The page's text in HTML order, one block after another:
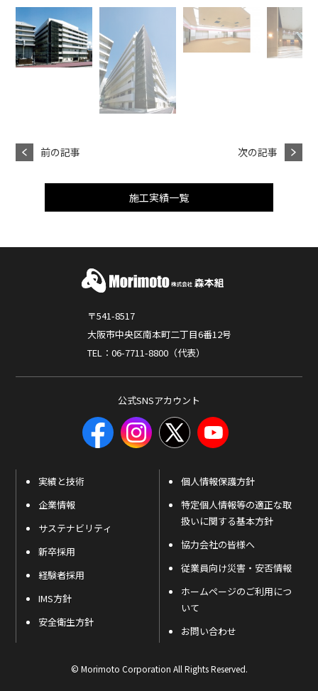
前の記事 次の記事
施工実績一覧
〒541-8517
大阪市中央区南本町二丁目6番12号
TEL：06-7711-8800（代表）
公式SNSアカウント
実績と技術
企業情報
サステナビリティ
新卒採用
経験者採用
IMS方針
安全衛生方針
個人情報保護方針
特定個人情報等の適正な取
扱いに関する基本方針
協力会社の皆様へ
従業員向け災害・安否情報
ホームページのご利用につ
いて
お問い合わせ
© Morimoto Corporation All Rights Reserved.